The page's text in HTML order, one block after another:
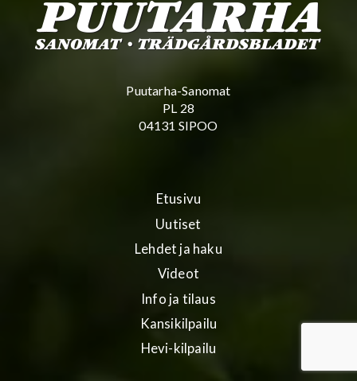
Puutarha-Sanomat
PL 28
04131 SIPOO
Etusivu
Uutiset
Lehdet ja haku
Videot
Info ja tilaus
Kansikilpailu
Hevi-kilpailu